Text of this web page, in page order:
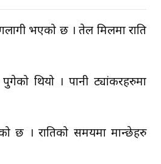
भएको छ । तेल मिलमा राति
पुगेको थियो । पानी ट्यांकरहरुमा
छ । रातिको समयमा मान्छेहरु